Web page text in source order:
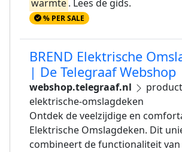
warmte. Lees de gids.
% PER SALE
BREND Elektrische
| De Telegraaf Webshop
webshop.telegraaf.nl product
elektrische-omslagdeken
Ontdek de veelzijdige en
Elektrische Omslagdeken. Dit
combineert de functionaliteit van